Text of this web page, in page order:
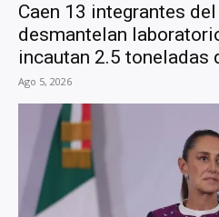
Caen 13 integrantes
desmantelan
incautan 2.5 toneladas
Ago 5, 2026